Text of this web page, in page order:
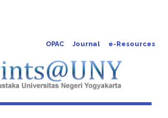
OPAC Journal e-Resources